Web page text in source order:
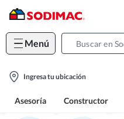
Menú
location-
Ingresa tu ubicación
Asesoría Constructor